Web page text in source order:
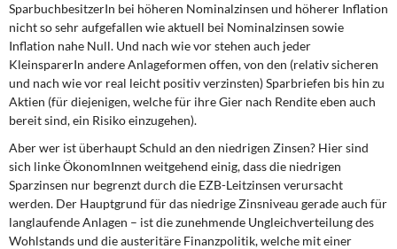
SparbuchbesitzerIn bei höheren Nominalzinsen und höherer Inflation
nicht so sehr aufgefallen wie aktuell bei Nominalzinsen sowie
Inflation nahe Null. Und nach wie vor stehen auch jeder
KleinsparerIn andere Anlageformen offen, von den (relativ sicheren
und nach wie vor real leicht positiv verzinsten) Sparbriefen bis hin zu
Aktien (für diejenigen, welche für ihre Gier nach Rendite eben auch
bereit sind, ein Risiko einzugehen).
Aber wer ist überhaupt Schuld an den niedrigen Zinsen? Hier sind
sich linke ÖkonomInnen weitgehend einig, dass die niedrigen
Sparzinsen nur begrenzt durch die EZB-Leitzinsen verursacht
werden. Der Hauptgrund für das niedrige Zinsniveau gerade auch für
langlaufende Anlagen – ist die zunehmende Ungleichverteilung des
Wohlstands und die austeritäre Finanzpolitik, welche mit einer